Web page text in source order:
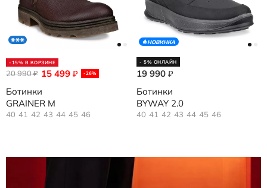
-15% В КОРЗИНЕ
15 499 ₽ -26%
20 990₽
Ботинки
GRAINER M
40 41 42 43 44 45 46
НОВИНКА
- 5% ОНЛАЙН
19 990 ₽
Ботинки
BYWAY 2.0
40 41 42 43 44 45 46